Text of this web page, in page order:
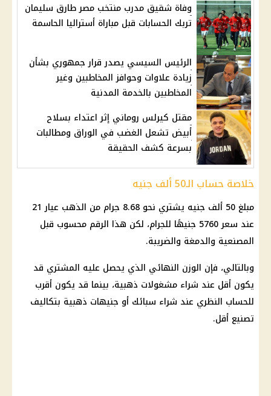
وفاة شقيق مدرب منتخب مصر طارق سليمان
تربك الحسابات قبل مباراة أستراليا الحاسمة
الرئيس السيسي يصدر قرار جمهوري بشأن
زيادة علاوات وحوافز المخاطبين وغير
المخاطبين بالخدمة المدنية
مقتل كيرلس روماني إثر اعتداء بسلاح
أبيض تشعل الغضب في الوراق ومطالبات
بسرعة كشف الحقيقة
خلاصة حساب الـ50 ألف جنيه
مبلغ 50 ألف جنيه يشتري نحو 8.68 جرام من
الذهب عيار 21
عند سعر 5760 جنيهًا للجرام، لكن هذا الرقم محسوب قبل
المصنعية والدمغة والضريبة.
وبالتالي، فإن الوزن النهائي الذي يحصل عليه المشتري قد
يكون أقل عند شراء مشغولات ذهبية، بينما قد يكون أقرب
للحساب النظري عند شراء سبائك أو جنيهات ذهبية بتكاليف
تصنيع أقل.